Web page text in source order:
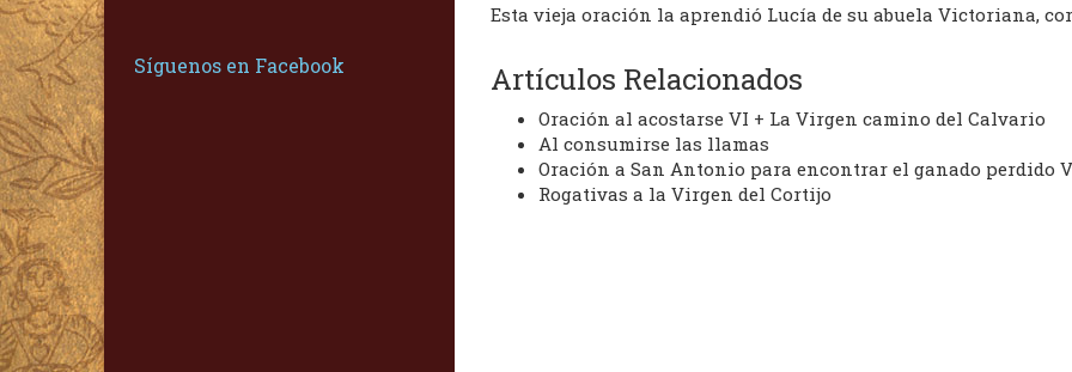
Síguenos en Facebook
Esta vieja oración la aprendió Lucía de su abuela Victoriana,
Artículos Relacionados
Oración al acostarse VI + La Virgen camino del Calvario
Al consumirse las llamas
Oración a San Antonio para encontrar el ganado perdido V
Rogativas a la Virgen del Cortijo